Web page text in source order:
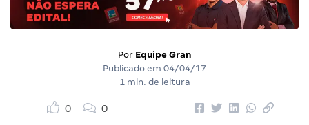
Por Equipe Gran
Publicado em 04/04/17
1 min. de leitura
0 0